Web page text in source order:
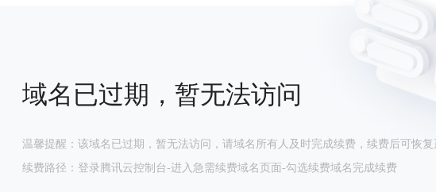
域名已过期，暂无法访问
温馨提醒：该域名已过期，暂无法访问，请域名所有人及时完成续费，续费后可恢复
续费路径：登录腾讯云控制台-进入急需续费域名页面-勾选续费域名完成续费